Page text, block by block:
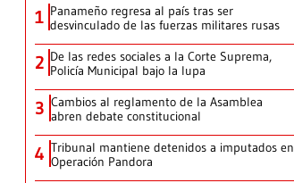
1 Panameño regresa al país tras ser
desvinculado de las fuerzas militares rusas
2 De las redes sociales a la Corte Suprema,
Policía Municipal bajo la lupa
3 Cambios al reglamento de la Asamblea
abren debate constitucional
4 Tribunal mantiene detenidos a imputados en
Operación Pandora